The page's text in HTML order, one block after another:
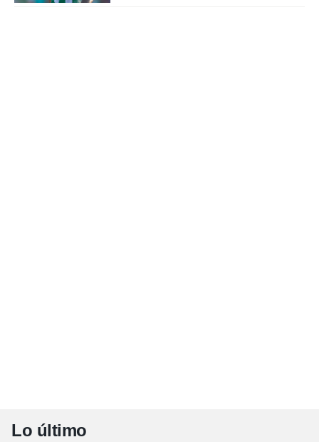
Lo último